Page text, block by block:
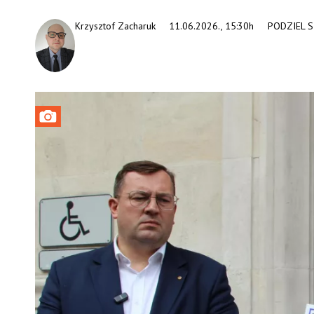
11.06.2026., 15:30h
Krzysztof Zacharuk PODZIEL